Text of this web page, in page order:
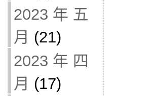
2023 年 五
月 (21)
2023 年 四
月 (17)